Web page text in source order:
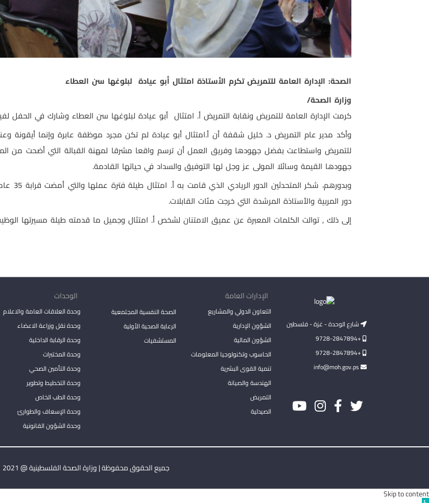
الصحة: الإدارة العامة للتمريض تكرم الأستاذة امتثال أبو عيادة لبلوغها سن العطاء
وزارة الصحة/
كرمت الإدارة العامة للتمريض ونقابة التمريض أ. امتثال أبو عيادة لبلوغها سن العطاء وشارك في الحفل
وأكد مدير عام التمريض د. خليل شقفة أن أ.امتثال أبو عيادة لم تكن مجرد موظفة عابرة وإنما أيقونة
للتمريض واستطاعت بفضل جهودها وفريق العمل أن ترسم واقعا مشرقا لمهنة القبالة التي أضحت من
جهودها القيمة وسائلا المولى عز وجل لها التوفيق والسداد في حياتها القادمة.
دور المربية والأستاذة المرشدة التي خرجت مئات القابلات.
إلى ذلك , توالت الكلمات المعبرة عن عميق الامتنان لشخص أ. امتثال وجميل ما قدمته طيلة مسيرتها
شارع الوحدة - غزة - فلسطين
+9728-2847894
+9728-2847894
الإدارات العامة
التعاون الدولي والمشاريع
الشؤون الإدارية
الشؤون المالية
الحاسوب وتكنولوجيا المعلومات
تنمية القوى البشرية
الهندسة والصيانة
التمريض
الصيدلية
الصحة النفسية المجتمعية
الرعاية الصحية الأولية
المستشفيات
الوحدات
وحدة العلاقات العامة والاعلام
وحدة نقل وزراعة الاعضاء
وحدة الرقابة الداخلية
وحدة المختبرات
وحدة التأمين الصحي
وحدة التخطيط وتطوير
وحدة الطب الخاص
وحدة الإسعاف والطوارئ
وحدة الشؤون القانونية
جميع الحقوق محفوظة | وزارة الصحة الفلسطينية @ 2021
Skip to content